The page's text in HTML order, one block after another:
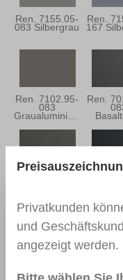
Ren. 7155.05-
083 Silbergrau
Ren.
167
Ren. 7102.95-
083
Ren.
Schwarzgrau
Privatkunden
und
angezeigt werden.